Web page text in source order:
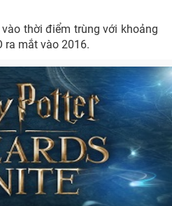
thời điểm trùng với khoảng
ra mắt vào 2016.